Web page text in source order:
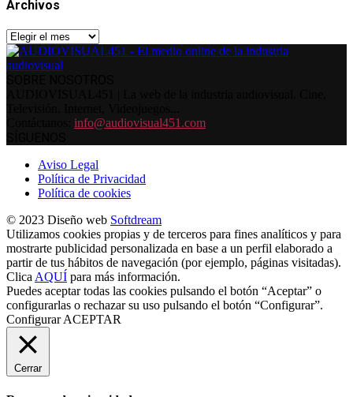
Archivos
Archivos
info@audiovisual451.com
Aviso Legal
Política de Privacidad
Política de cookies
© 2023 Diseño web Softdream
Utilizamos cookies propias y de terceros para fines analíticos y para
mostrarte publicidad personalizada en base a un perfil elaborado a
partir de tus hábitos de navegación (por ejemplo, páginas visitadas).
Clica AQUÍ para más información.
Puedes aceptar todas las cookies pulsando el botón “Aceptar” o
configurarlas o rechazar su uso pulsando el botón “Configurar”.
Configurar ACEPTAR
Cerrar